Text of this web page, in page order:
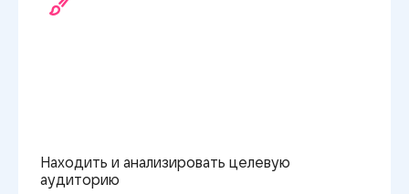
Находить и анализировать целевую
аудиторию